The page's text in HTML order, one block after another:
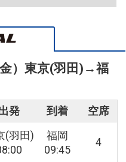
） 東京(羽田) →福
発 到着 空席
(羽田)
福岡
09:45
4